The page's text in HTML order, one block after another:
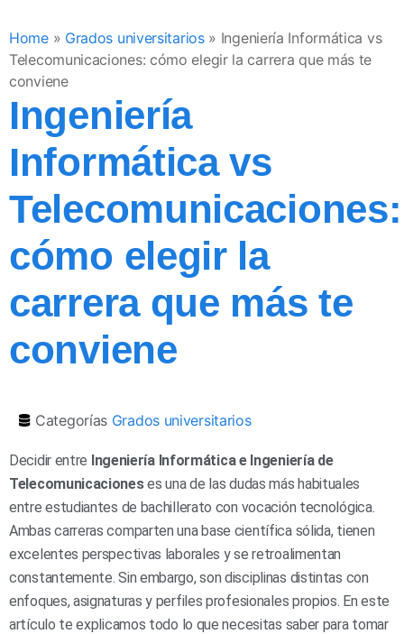
Home» Grados universitarios» Ingeniería Informática vs
Telecomunicaciones: cómo elegir la carrera que más te
conviene
Ingeniería
Informática vs
Telecomunicaciones:
cómo elegir la
carrera que más te
conviene
Categorías Grados universitarios
Decidir entre Ingeniería Informática e Ingeniería de
Telecomunicacioneses una de las dudas más habituales
entre estudiantes de bachillerato con vocación tecnológica.
Ambas carreras comparten una base científica sólida, tienen
excelentes perspectivas laborales y se retroalimentan
constantemente. Sin embargo, son disciplinas distintas con
enfoques, asignaturas y perfiles profesionales propios. En este
artículo te explicamos todo lo que necesitas saber para tomar